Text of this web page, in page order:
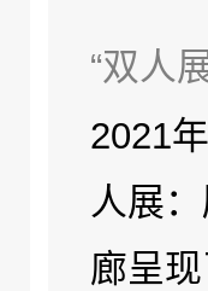
“双人
2021
人展
廊呈